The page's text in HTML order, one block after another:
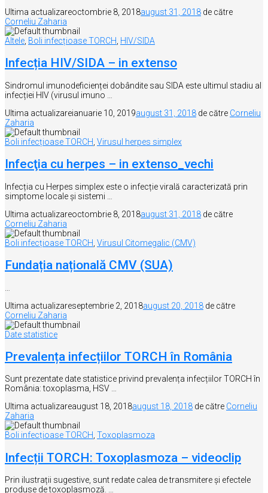
Ultima actualizareoctombrie 8, 2018august 31, 2018 de către
Corneliu Zaharia
Altele Boli infecțioase TORCH HIV/SIDA
Infecția HIV/SIDA – in extenso
Sindromul imunodeficienței dobândite sau SIDA este ultimul stadiu al
infecției HIV (virusul imuno …
Ultima actualizareianuarie 10, 2019august 31, 2018 de către Corneliu
Zaharia
Boli infecțioase TORCH Virusul herpes simplex
Infecţia cu herpes – in extenso_vechi
Infecția cu Herpes simplex este o infecție virală caracterizată prin
simptome locale și sistemi …
Ultima actualizareoctombrie 8, 2018august 31, 2018 de către
Corneliu Zaharia
Boli infecțioase TORCH Virusul Citomegalic (CMV)
Fundația națională CMV (SUA)
Ultima actualizareseptembrie 2, 2018august 20, 2018 de către
Corneliu Zaharia
Date statistice
Prevalența infecțiilor TORCH în România
Sunt prezentate date statistice privind prevalența infecțiilor TORCH în
România: toxoplasma, HSV …
Ultima actualizareaugust 18, 2018august 18, 2018 de către Corneliu
Zaharia
Boli infecțioase TORCH, Toxoplasmoza
Infecții TORCH: Toxoplasmoza – videoclip
Prin ilustrații sugestive, sunt redate calea de transmitere și efectele
produse de toxoplasmoză. …